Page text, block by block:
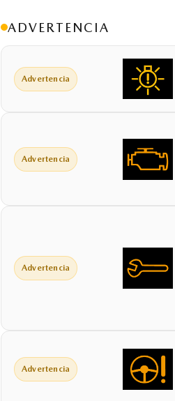
ADVERTENCIA
Advertencia
Advertencia
Advertencia
Advertencia